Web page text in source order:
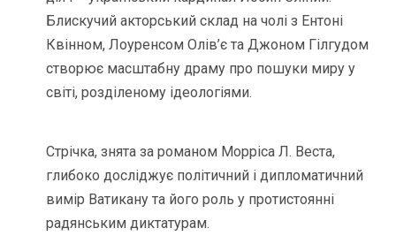
Блискучий акторський склад на чолі з Ентоні
Квінном, Лоуренсом Олів’є та Джоном Гілгудом
створює масштабну драму про пошуки миру у
світі, розділеному ідеологіями.
Стрічка, знята за романом Морріса Л. Веста,
глибоко досліджує політичний і дипломатичний
вимір Ватикану та його роль у протистоянні
радянським диктатурам.